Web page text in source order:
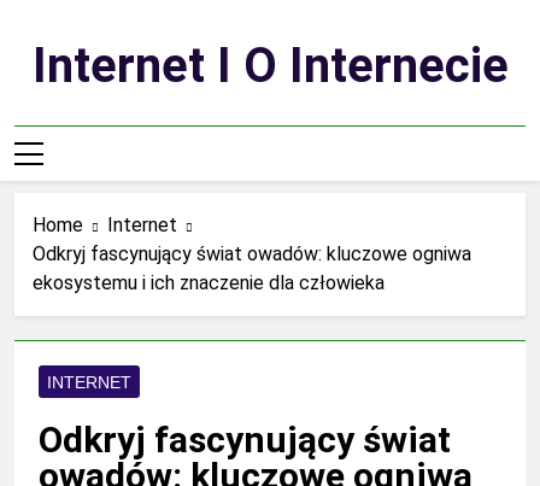
contentInternet I O Internecie
Home
Internet
Odkryj fascynujący świat owadów: kluczowe ogniwa
ekosystemu i ich znaczenie dla człowieka
INTERNET
Odkryj fascynujący świat
owadów: kluczowe ogniwa